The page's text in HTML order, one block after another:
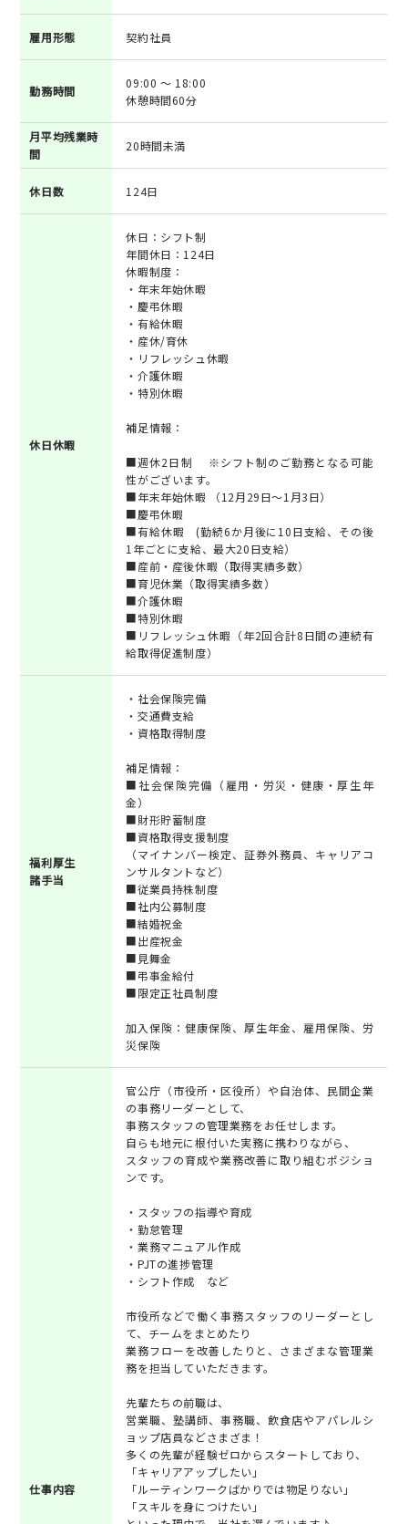
雇用形態 契約社員
勤務時間
09:00 ～ 18:00
休憩時間60分
月平均残業時
間
20時間未満
休日数 124日
休日休暇
休日：シフト制
年間休日：124日
休暇制度：
・年末年始休暇
・慶弔休暇
・有給休暇
・産休/育休
・リフレッシュ休暇
・介護休暇
・特別休暇
補足情報：
■週休2日制 ※シフト制のご勤務となる可能
性がございます。
■年末年始休暇 （12月29日～1月3日）
■慶弔休暇
■有給休暇 (勤続6か月後に10日支給、その後
1年ごとに支給、最大20日支給）
■産前・産後休暇（取得実績多数）
■育児休業（取得実績多数）
■介護休暇
■特別休暇
■リフレッシュ休暇（年2回合計8日間の連続有
給取得促進制度）
福利厚生
諸手当
・社会保険完備
・交通費支給
・資格取得制度
補足情報：
■社会保険完備（雇用・労災・健康・厚生年
金）
■財形貯蓄制度
■資格取得支援制度
（マイナンバー検定、証券外務員、キャリアコ
ンサルタントなど）
■従業員持株制度
■社内公募制度
■結婚祝金
■出産祝金
■見舞金
■弔事金給付
■限定正社員制度
加入保険：健康保険、厚生年金、雇用保険、労
災保険
仕事内容
官公庁（市役所・区役所）や自治体、民間企業
の事務リーダーとして、
事務スタッフの管理業務をお任せします。
自らも地元に根付いた実務に携わりながら、
スタッフの育成や業務改善に取り組むポジショ
ンです。
・スタッフの指導や育成
・勤怠管理
・業務マニュアル作成
・PJTの進捗管理
・シフト作成 など
市役所などで働く事務スタッフのリーダーとし
て、チームをまとめたり
業務フローを改善したりと、さまざまな管理業
務を担当していただきます。
先輩たちの前職は、
営業職、塾講師、事務職、飲食店やアパレルシ
ョップ店員などさまざま！
多くの先輩が経験ゼロからスタートしており、
「キャリアアップしたい」
「ルーティンワークばかりでは物足りない」
「スキルを身につけたい」